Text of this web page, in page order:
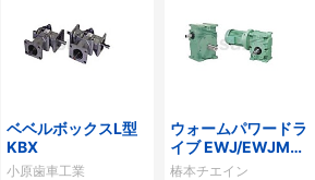
ベベルボックスL型
KBX
小原歯車工業
ウォームパワードラ
イブ EWJ/EWJMシ
リーズ
椿本チエイン